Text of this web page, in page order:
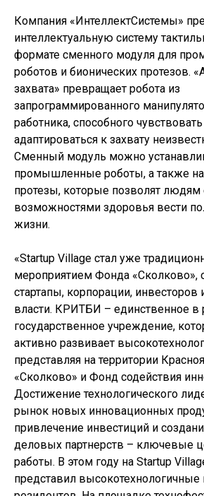
Компания «ИнтеллектСистемы»
интеллектуальную систему
формате сменного модуля для
роботов и бионических протезов.
захвата» превращает робота из
запрограммированного
работника, способного
адаптироваться к захвату
Сменный модуль можно
промышленные роботы, а также
протезы, которые позволят
возможностями здоровья вести
жизни.
«Startup Village стал уже
мероприятием Фонда
стартапы, корпорации, инвесторов
власти. КРИТБИ – единственное в
государственное учреждение,
активно развивает
представляя на территории
«Сколково» и Фонд содействия
Достижение технологического
рынок новых инновационных
привлечение инвестиций и
деловых партнерств – ключевые
работы. В этом году на Startup
представил высокотехнологичные